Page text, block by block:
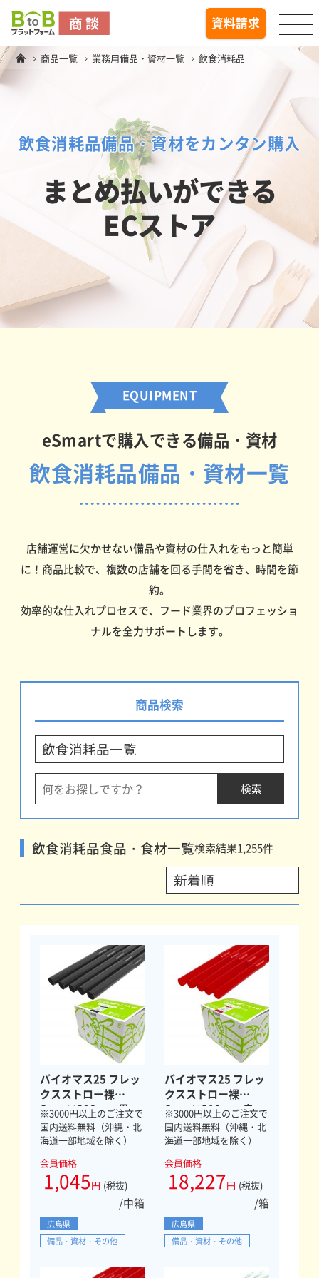
資料請求
商品一覧 業務用備品・資材一覧 飲食消耗品
飲食消耗品備品・資材をカンタン購入
まとめ払いができる
ECストア
EQUIPMENT
eSmartで購入できる備品・資材
飲食消耗品備品・資材一覧
店舗運営に欠かせない備品や資材の仕入れをもっと簡単
に！商品比較で、複数の店舗を回る手間を省き、時間を節
約。
効率的な仕入れプロセスで、フード業界のプロフェッショ
ナルを全力サポートします。
商品検索
飲食消耗品食品・食材一覧検索結果1,255件
バイオマス25 フレッ
クスストロー裸
6mm×210mm 黒
500本
※3000円以上のご注文で
国内送料無料（沖縄・北
海道一部地域を除く）
会員価格
1,045円 (税抜)
/中箱
広島県
備品・資材・その他
バイオマス25 フレッ
クスストロー裸
6mm×210mm 赤
10000本
※3000円以上のご注文で
国内送料無料（沖縄・北
海道一部地域を除く）
会員価格
18,227円 (税抜)
/箱
広島県
備品・資材・その他